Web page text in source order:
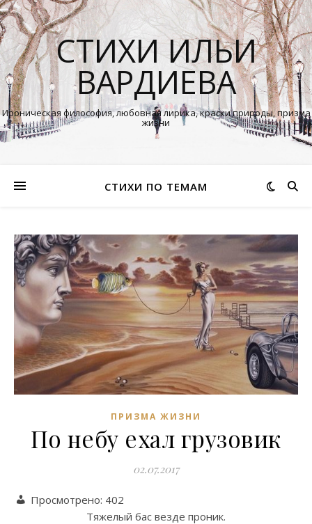
СТИХИ ИЛЬИ
ВАРДИЕВА
Ироническая философия, любовная лирика, краски природы, призма
жизни
СТИХИ ПО ТЕМАМ
ПРИЗМА ЖИЗНИ
По небу ехал грузовик
02.07.2017
Просмотрено: 402
Тяжелый бас везде проник.